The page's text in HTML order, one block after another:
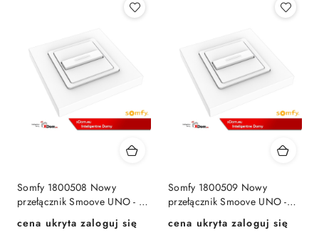
Somfy 1800508 Nowy
przełącznik Smoove UNO - z
podtrzymaniem
Cena:
cena ukryta zaloguj się
Somfy 1800509 Nowy
przełącznik Smoove UNO -
bez podtrzymania
Cena:
cena ukryta zaloguj się